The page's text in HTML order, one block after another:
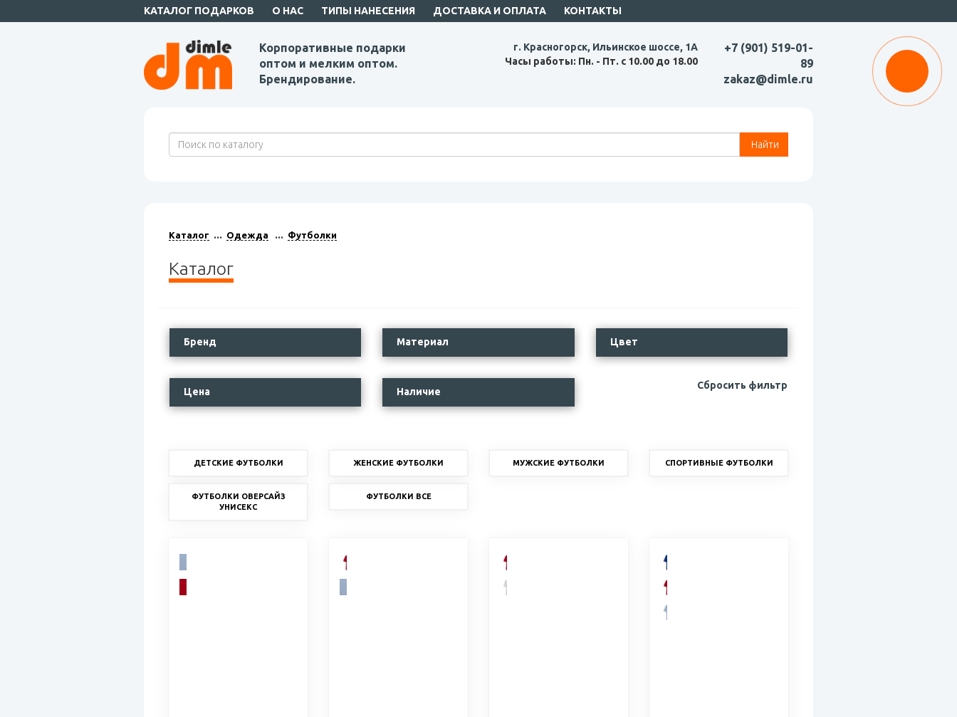
КАТАЛОГ ПОДАРКОВ О НАС ТИПЫ НАНЕСЕНИЯ ДОСТАВКА И ОПЛАТА КОНТАКТЫ
Корпоративные подарки
оптом и мелким оптом.
Брендирование.
г. Красногорск, Ильинское шоссе, 1А
Часы работы: Пн. - Пт. с 10.00 до 18.00
+7 (901) 519-01-
89
zakaz@dimle.ru
Найти
Каталог Одежда Футболки
Каталог
Бренд Материал Цвет
Цена Наличие
Сбросить фильтр
ДЕТСКИЕ ФУТБОЛКИ ЖЕНСКИЕ ФУТБОЛКИ МУЖСКИЕ ФУТБОЛКИ СПОРТИВНЫЕ ФУТБОЛКИ
ФУТБОЛКИ ОВЕРСАЙЗ
УНИСЕКС
ФУТБОЛКИ ВСЕ